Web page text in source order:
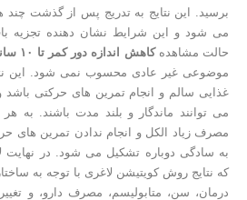
برسید. این نتایج به تدریج پس از گذشت
می شود و این شرایط نشان دهنده تجزیه
حالت مشاهدهکاهش اندازه دور کمر تا ۱۰ سانتی متر
موضوعی غیر عادی محسوب نمی شود. این
غذایی سالم و انجام تمرین های حرکتی باشد و
می توانند ماندگار و بلند مدت باشند. به
مصرف زیاد الکل و انجام ندادن تمرین های
به سادگی دوباره تشکیل می شود. در نهایت
که نتایج روش کویتیشن لاغری با توجه به
درمان، سن، متابولیسم، مصرف دارو، و